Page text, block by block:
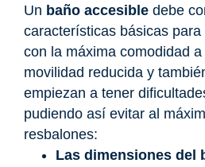
Un baño accesible debe
características básicas
con la máxima comodidad
movilidad reducida y
empiezan a tener
pudiendo así evitar al
resbalones:
Las dimensiones del